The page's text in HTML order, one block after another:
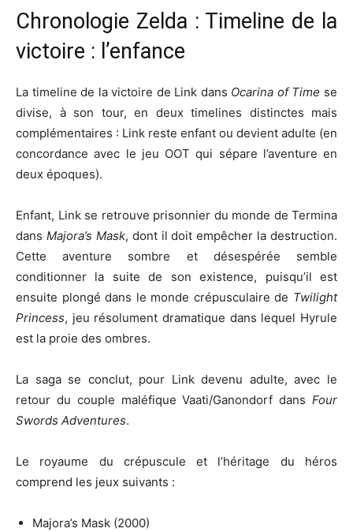
Chronologie Zelda : Timeline de la
victoire : l’enfance
La timeline de la victoire de Link dans Ocarina of Time se
divise, à son tour, en deux timelines distinctes mais
complémentaires : Link reste enfant ou devient adulte (en
concordance avec le jeu OOT qui sépare l’aventure en
deux époques).
Enfant, Link se retrouve prisonnier du monde de Termina
dans Majora’s Mask, dont il doit empêcher la destruction.
Cette aventure sombre et désespérée semble
conditionner la suite de son existence, puisqu’il est
ensuite plongé dans le monde crépusculaire de Twilight
Princess, jeu résolument dramatique dans lequel Hyrule
est la proie des ombres.
La saga se conclut, pour Link devenu adulte, avec le
retour du couple maléfique Vaati/Ganondorf dans Four
Swords Adventures.
Le royaume du crépuscule et l’héritage du héros
comprend les jeux suivants :
Majora’s Mask (2000)